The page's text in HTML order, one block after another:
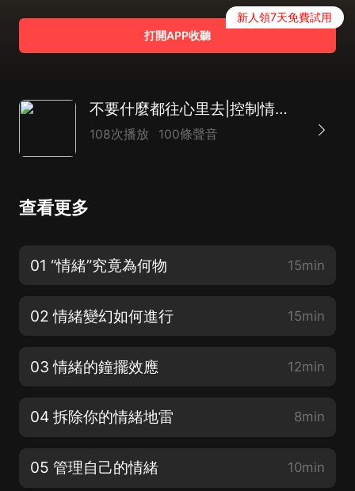
打開APP收聽
新人領7天免費試用
不要什麼都往心里去|控制情緒 緩解焦慮 減少內耗
108次播放 100條聲音
查看更多
01 “情緒”究竟為何物 15min
02 情緒變幻如何進行 15min
03 情緒的鐘擺效應 12min
04 拆除你的情緒地雷 8min
05 管理自己的情緒 10min